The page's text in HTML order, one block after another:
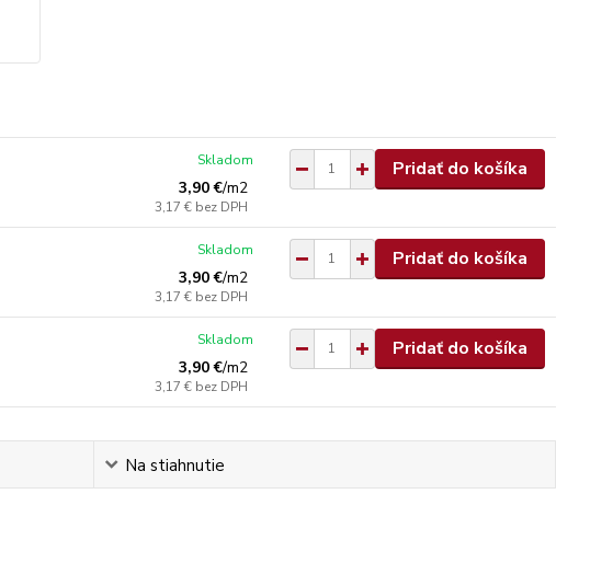
3,90 €/m2
3,17 € bez DPH
Skladom Pridať do košíka
3,90 €/m2
3,17 € bez DPH
Skladom Pridať do košíka
3,90 €/m2
3,17 € bez DPH
Skladom Pridať do košíka
Na stiahnutie